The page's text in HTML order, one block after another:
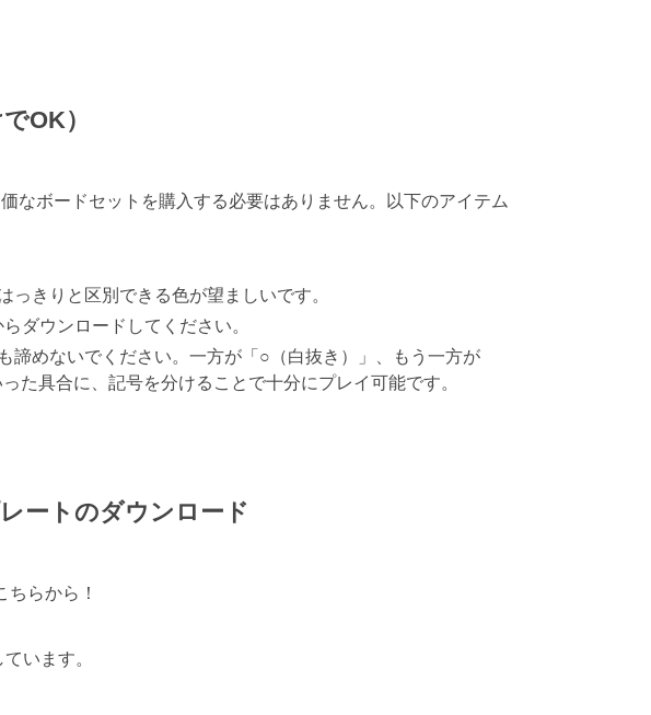
OK）
なボードセットを購入する必要はありません。以下のアイテム
っきりと区別できる色が望ましいです。
ダウンロードしてください。
諦めないでください。一方が「○（白抜き）」、もう一方が
た具合に、記号を分けることで十分にプレイ可能です。
ートのダウンロード
らから！
います。